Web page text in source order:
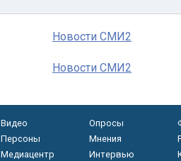
Новости СМИ2
Новости СМИ2
Видео Опросы
Персоны
Мнения
Медиацентр
Интервью